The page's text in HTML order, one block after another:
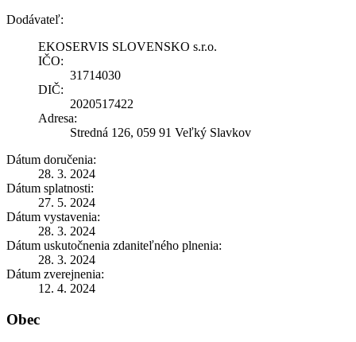
Dodávateľ:
EKOSERVIS SLOVENSKO s.r.o.
IČO:
31714030
DIČ:
2020517422
Adresa:
Stredná 126, 059 91 Veľký Slavkov
Dátum doručenia:
28. 3. 2024
Dátum splatnosti:
27. 5. 2024
Dátum vystavenia:
28. 3. 2024
Dátum uskutočnenia zdaniteľného plnenia:
28. 3. 2024
Dátum zverejnenia:
12. 4. 2024
Obec